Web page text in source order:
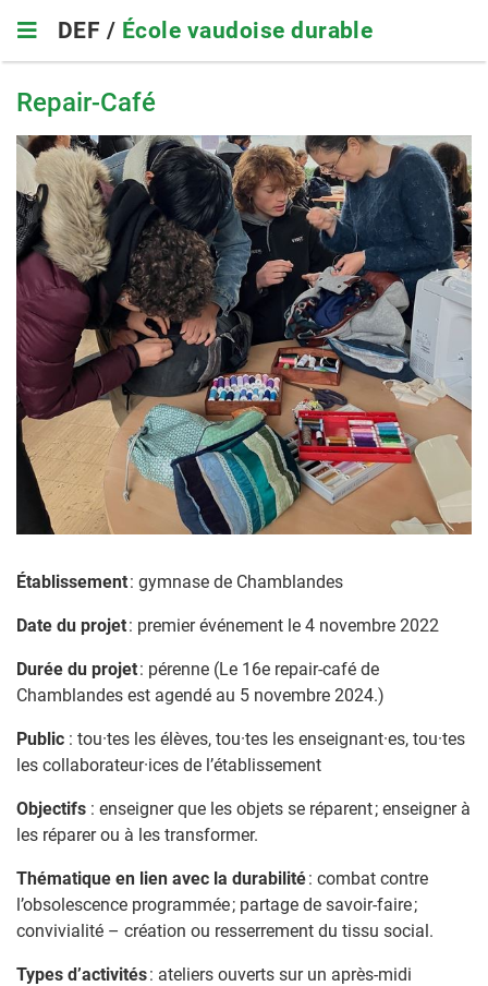
main
navigation
DEF / École vaudoise durable
Repair-Café
Établissement: gymnase de Chamblandes
Date du projet: premier événement le 4 novembre 2022
Durée du projet: pérenne (Le 16e repair-café de
Chamblandes est agendé au 5 novembre 2024.)
Public : tou·tes les élèves, tou·tes les enseignant·es, tou·tes
les collaborateur·ices de l’établissement
Objectifs : enseigner que les objets se réparent ; enseigner à
les réparer ou à les transformer.
Thématique en lien avec la durabilité: combat contre
l’obsolescence programmée ; partage de savoir-faire ;
convivialité – création ou resserrement du tissu social.
Types d’activités: ateliers ouverts sur un après-midi